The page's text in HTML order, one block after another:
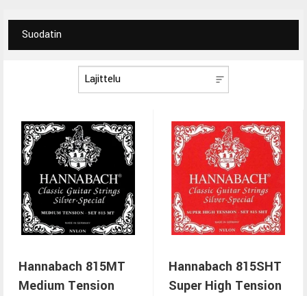
Suodatin
Hannabach 815MT
Medium Tension
Hannabach 815SHT
Super High Tension